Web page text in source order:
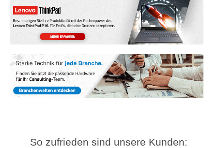
So zufrieden sind unsere Kunden: